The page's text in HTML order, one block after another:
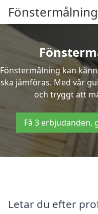
Fönstermålning kan
ska jämföras. Med vår
och tryggt att
Få 3
Letar du efter